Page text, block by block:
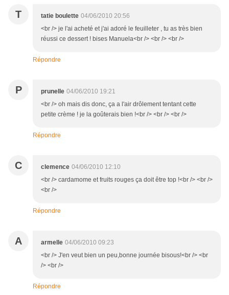
T tatie boulette 04/06/2010 20:56
<br /> je l'ai acheté et j'ai adoré le feuilleter , tu as très bien
réussi ce dessert ! bises Manuela<br /> <br /> <br />
Répondre
P prunelle 04/06/2010 19:21
<br /> oh mais dis donc, ça a l'air drôlement tentant cette
petite crème ! je la goûterais bien !<br /> <br /> <br />
Répondre
C clemence 04/06/2010 12:10
<br /> cardamome et fruits rouges ça doit être top !<br /> <br />
<br />
Répondre
A armelle 04/06/2010 09:23
<br /> J'en veut bien un peu,bonne journée bisous!<br /> <br
/> <br />
Répondre